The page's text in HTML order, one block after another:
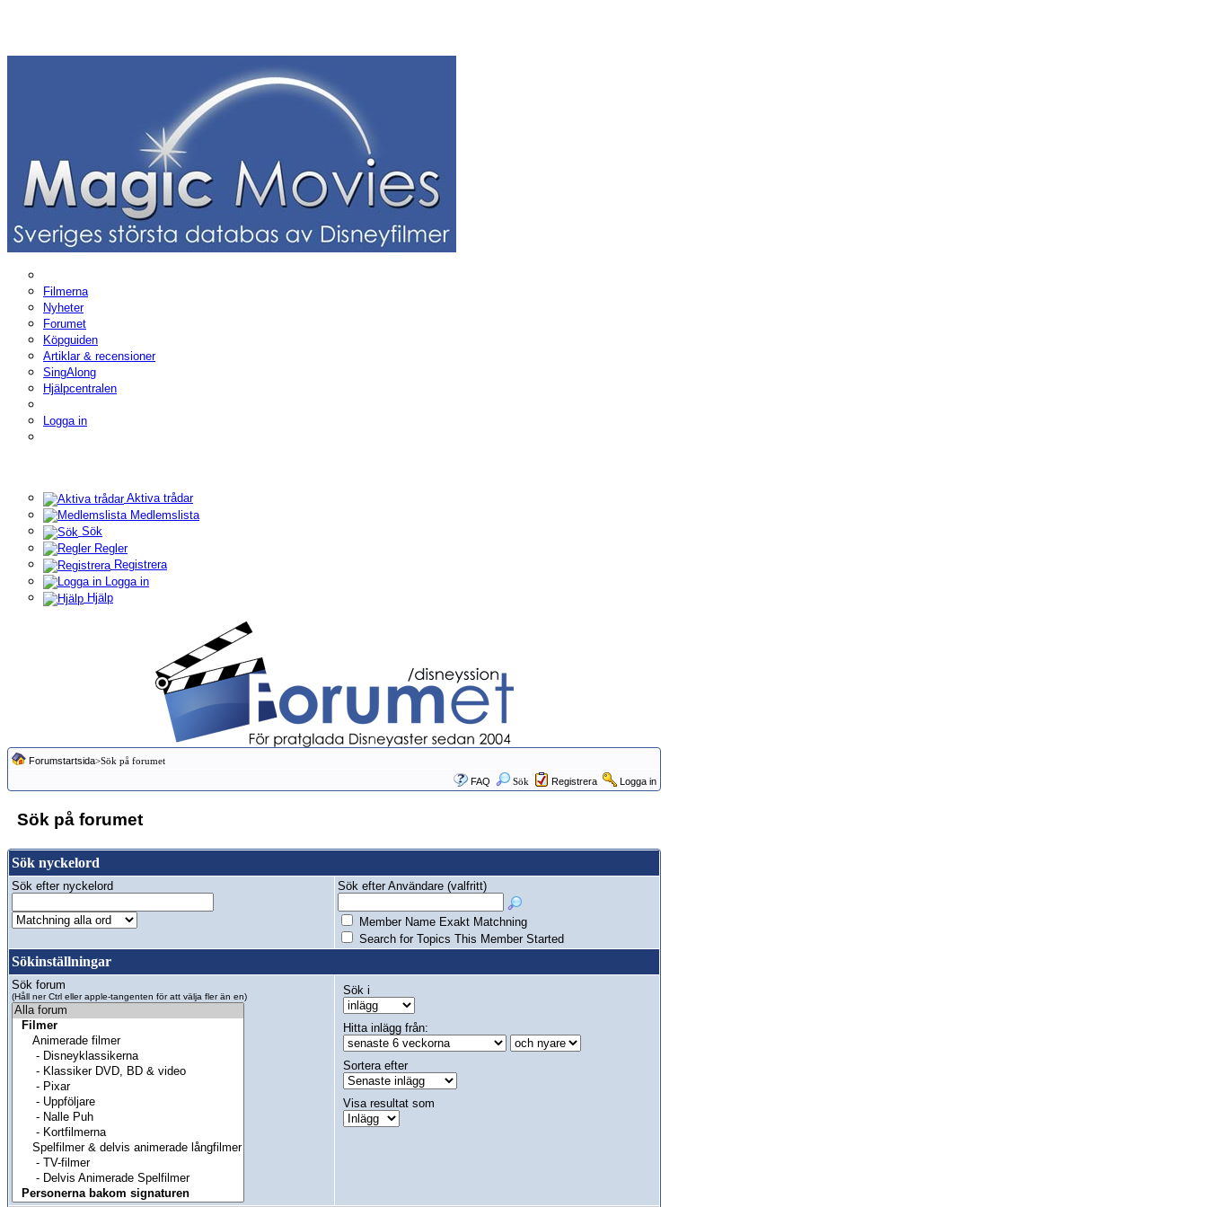
Filmerna
Nyheter
Forumet
Köpguiden
Artiklar & recensioner
SingAlong
Hjälpcentralen
Logga in
Aktiva trådar
Medlemslista
Sök
Regler
Registrera
Logga in
Hjälp
Forumstartsida>Sök på forumet
FAQ
Sök Registrera Logga in
Sök på forumet
Sök nyckelord
Sök efter nyckelord Sök efter Användare (valfritt)
Member Name Exakt Matchning
Search for Topics This Member Started
Sökinställningar
Sök forum
(Håll ner Ctrl eller apple-tangenten för att välja fler än en) Sök i
Hitta inlägg från:
Sortera efter
Visa resultat som